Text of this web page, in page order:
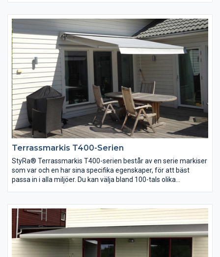
Terrassmarkis T400-Serien
StyRa® Terrassmarkis T400-serien består av en serie markiser
som var och en har sina specifika egenskaper, för att bäst
passa in i alla miljöer. Du kan välja bland 100-tals olika
grå och svart. Markisarmarnas starka fjädrar garanterar
maximal dukspänning i utfällt läge.